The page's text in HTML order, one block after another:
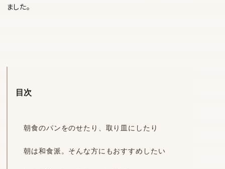
ました。
目次
朝食のパンをのせたり、取り皿にしたり
朝は和食派。そんな方にもおすすめしたい